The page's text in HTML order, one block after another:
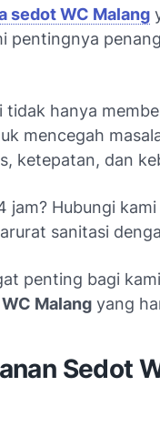
sedot WC Malang
pentingnya
tidak hanya
mencegah
ketepatan, dan
jam? Hubungi
sanitasi
penting bagi
Malang yang
Sedot